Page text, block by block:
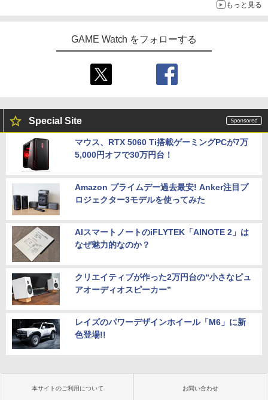
もっと見る
GAME Watch をフォローする
Special Site
マウス、RTX 5060 Ti搭載ゲーミングPCが7万
5,000円オフで30万円台！
Amazon プライムデー過去最安! Anker注目プ
ロジェクター3モデルを使ってみた
AIスマートノートのiFLYTEK「AINOTE 2」は
なぜ魅力的なのか？
クリエイティブが作った2万円台の“小さなピュ
アオーディオスピーカー”
レイズのパワーデザインホイール「M6」に新
色登場!!
本サイトのご利用について お問い合わせ